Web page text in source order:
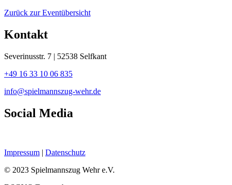
Zurück zur Eventübersicht
Kontakt
Severinusstr. 7 | 52538 Selfkant
+49 16 33 10 06 835
info@spielmannszug-wehr.de
Social Media
Impressum | Datenschutz
© 2023 Spielmannszug Wehr e.V.